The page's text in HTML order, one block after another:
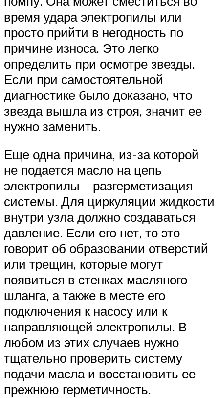
время удара электропилы или
просто прийти в негодность по
причине износа. Это легко
определить при осмотре звезды.
Если при самостоятельной
диагностике было доказано, что
звезда вышла из строя, значит ее
нужно заменить.
Еще одна причина, из-за которой
не подается масло на цепь
электропилы – разгерметизация
системы. Для циркуляции жидкости
внутри узла должно создаваться
давление. Если его нет, то это
говорит об образовании отверстий
или трещин, которые могут
появиться в стенках масляного
шланга, а также в месте его
подключения к насосу или к
направляющей электропилы. В
любом из этих случаев нужно
тщательно проверить систему
подачи масла и восстановить ее
прежнюю герметичность.